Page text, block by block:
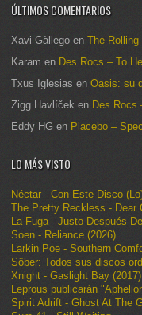
ÚLTIMOS COMENTARIOS
Xavi Gàllego en The Rolling
Karam en Des Rocs – To
Txus Iglesias en Oasis: su
Zigg Havlíček en Des Rocs
Eddy HG en Placebo –
LO MÁS VISTO
Néctar - Con Este Disco
The Pretty Reckless - Dear
La Fuga - Justo Después
Soen - Reliance (2026)
Larkin Poe - Southern
Sôber: Todos sus discos
Xnight - Gaslight Bay (2017)
Leprous publicarán
Spirit Adrift - Ghost At The